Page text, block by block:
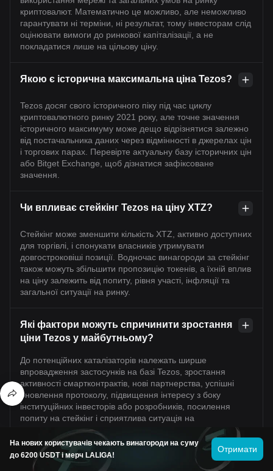
криптовалют. Математично це можливо, але неможливо
гарантувати ні терміни, ні результат, тому інвесторам слід
оцінювати вимоги до ринкової капіталізації, а не
покладатися лише на цільову ціну.
Якою є історична максимальна ціна Tezos?
Tezos досяг свого історичного піку під час циклу
криптовалютного ринку 2021 року, але точне значення
історичного максимуму може дещо відрізнятися залежно
від постачальника даних через відмінності в джерелах цін
і торгових парах. Перевірте актуальну базу історичних цін
або Bitget Exchange, щоб дізнатися зафіксоване
значення.
Чи впливає стейкінг Tezos на ціну XTZ?
Стейкінг може зменшити кількість XTZ, активно доступних
для торгівлі, і спонукати власників утримувати
довгостроковіші позиції. Водночас винагороди за стейкінг
також можуть збільшити пропозицію токенів, а їхній вплив
на ціну залежить від попиту, рівня участі, інфляції та
загальної ситуації на ринку.
Які фактори можуть спричинити зростання
ціни Tezos у майбутньому?
До потенційних каталізаторів належать ширше
впровадження застосунків на базі Tezos, зростання
активності смартконтрактів, нові партнерства, успішні
оновлення протоколу, підвищення інтересу з боку
інституційних інвесторів або розробників, посилення
попиту на стейкінг і сприятлива ситуація на
криптовалютному ринку загалом.
Які основні ризики можуть спричинити
На нових користувачів чекають винагороди на суму
до 6200 USDT і мерч LALIGA!
Отримати